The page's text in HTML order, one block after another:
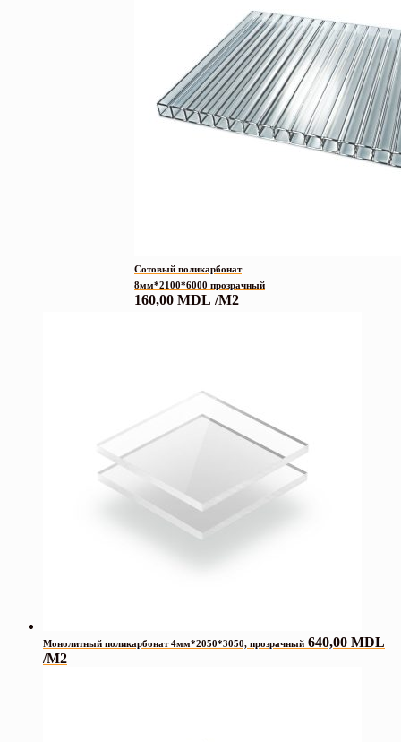
Сотовый поликарбонат
8мм*2100*6000 прозрачный
160,00 MDL /М2
Монолитный поликарбонат 4мм*2050*3050, прозрачный 640,00 MDL
/M2